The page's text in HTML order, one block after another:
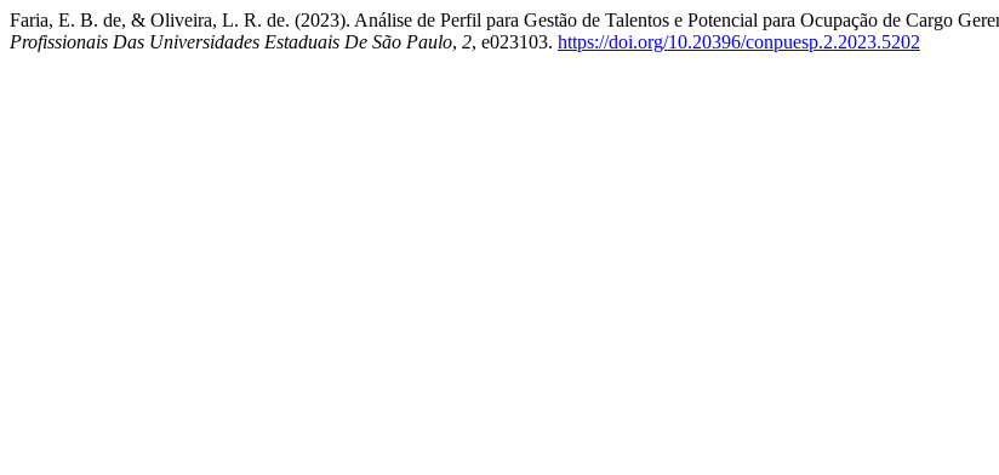
Faria, E. B. de, & Oliveira, L. R. de. (2023). Análise de Perfil para Gestão de Talentos e Potencial para Ocupação de Cargo
Profissionais Das Universidades Estaduais De São Paulo, 2, e023103. https://doi.org/10.20396/conpuesp.2.2023.5202